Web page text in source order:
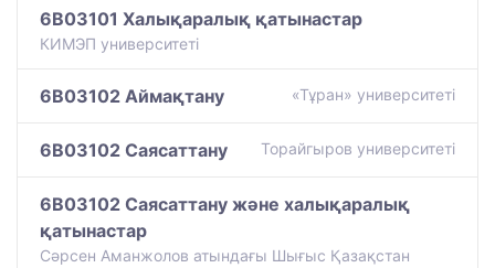
6B03101 Халықаралық қатынастар
КИМЭП университеті
6B03102 Аймақтану «Тұран» университеті
6B03102 Саясаттану Торайгыров университеті
6B03102 Саясаттану және халықаралық
қатынастар
Сәрсен Аманжолов атындағы Шығыс Қазақстан